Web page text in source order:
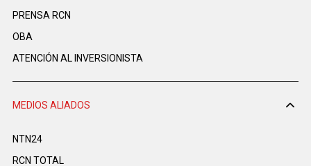
PRENSA RCN
OBA
ATENCIÓN AL INVERSIONISTA
MEDIOS ALIADOS
NTN24
RCN TOTAL